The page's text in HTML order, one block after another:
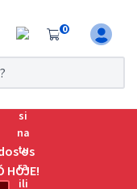
0
os
HOJE!